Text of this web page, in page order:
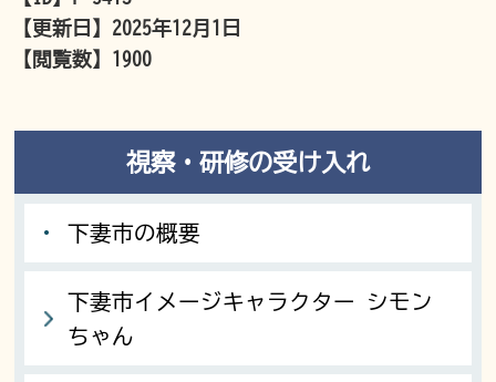
【更新日】 2025年12月1日
【閲覧数】 1900
視察・研修の受け入れ
下妻市の概要
下妻市イメージキャラクター シモン
ちゃん